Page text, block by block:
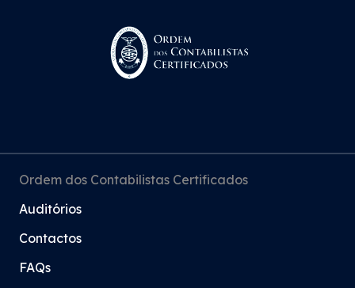
Ordem dos Contabilistas Certificados
Auditórios
Contactos
FAQs